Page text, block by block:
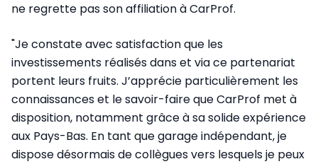
ne regrette pas son affiliation à CarProf.
"Je constate avec satisfaction que les
investissements réalisés dans et via ce partenariat
portent leurs fruits. J’apprécie particulièrement les
connaissances et le savoir-faire que CarProf met à
disposition, notamment grâce à sa solide expérience
aux Pays-Bas. En tant que garage indépendant, je
dispose désormais de collègues vers lesquels je peux